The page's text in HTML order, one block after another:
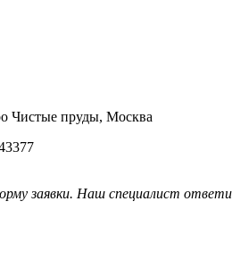
Чистые пруды, Москва
заявки. Наш специалист